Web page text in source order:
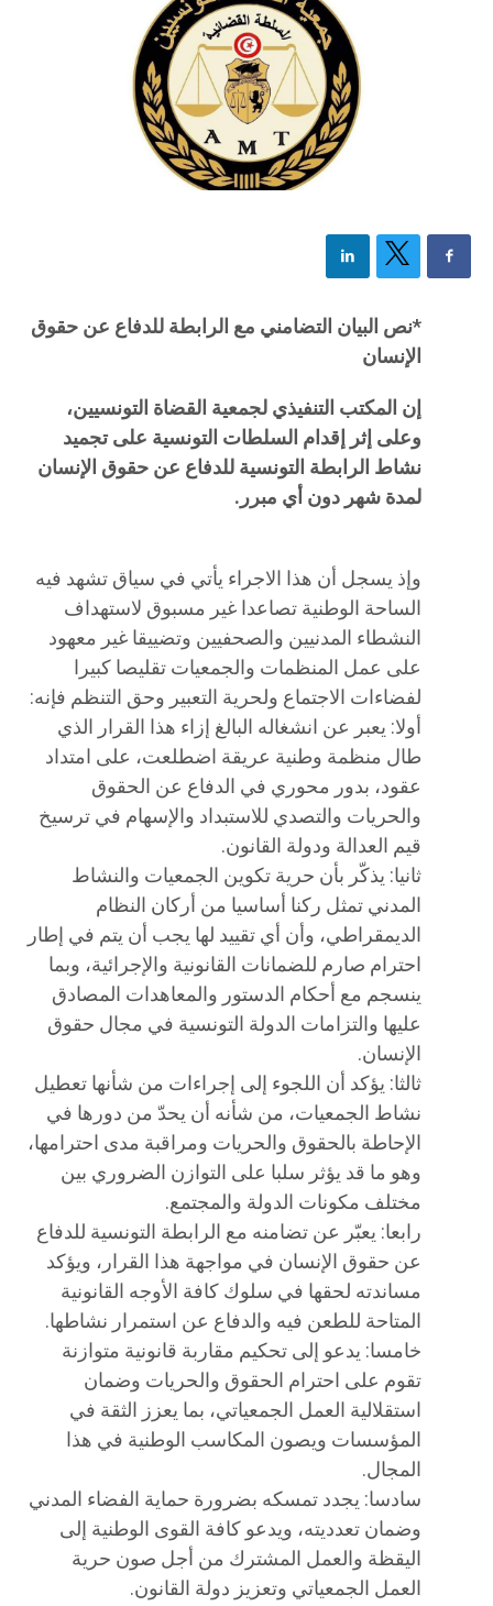
*نص البيان التضامني مع الرابطة للدفاع عن حقوق
الإنسان
إن المكتب التنفيذي لجمعية القضاة التونسيين،
وعلى إثر إقدام السلطات التونسية على تجميد
نشاط الرابطة التونسية للدفاع عن حقوق الإنسان
لمدة شهر دون أي مبرر.
وإذ يسجل أن هذا الاجراء يأتي في سياق تشهد فيه
الساحة الوطنية تصاعدا غير مسبوق لاستهداف
النشطاء المدنيين والصحفيين وتضييقا غير معهود
على عمل المنظمات والجمعيات تقليصا كبيرا
لفضاءات الاجتماع ولحرية التعبير وحق التنظم فإنه:
أولا: يعبر عن انشغاله البالغ إزاء هذا القرار الذي
طال منظمة وطنية عريقة اضطلعت، على امتداد
عقود، بدور محوري في الدفاع عن الحقوق
والحريات والتصدي للاستبداد والإسهام في ترسيخ
قيم العدالة ودولة القانون.
ثانيا: يذكّر بأن حرية تكوين الجمعيات والنشاط
المدني تمثل ركنا أساسيا من أركان النظام
الديمقراطي، وأن أي تقييد لها يجب أن يتم في إطار
احترام صارم للضمانات القانونية والإجرائية، وبما
ينسجم مع أحكام الدستور والمعاهدات المصادق
عليها والتزامات الدولة التونسية في مجال حقوق
الإنسان.
ثالثا: يؤكد أن اللجوء إلى إجراءات من شأنها تعطيل
نشاط الجمعيات، من شأنه أن يحدّ من دورها في
الإحاطة بالحقوق والحريات ومراقبة مدى احترامها،
وهو ما قد يؤثر سلبا على التوازن الضروري بين
مختلف مكونات الدولة والمجتمع.
رابعا: يعبّر عن تضامنه مع الرابطة التونسية للدفاع
عن حقوق الإنسان في مواجهة هذا القرار، ويؤكد
مساندته لحقها في سلوك كافة الأوجه القانونية
المتاحة للطعن فيه والدفاع عن استمرار نشاطها.
خامسا: يدعو إلى تحكيم مقاربة قانونية متوازنة
تقوم على احترام الحقوق والحريات وضمان
استقلالية العمل الجمعياتي، بما يعزز الثقة في
المؤسسات ويصون المكاسب الوطنية في هذا
المجال.
سادسا: يجدد تمسكه بضرورة حماية الفضاء المدني
وضمان تعدديته، ويدعو كافة القوى الوطنية إلى
اليقظة والعمل المشترك من أجل صون حرية
العمل الجمعياتي وتعزيز دولة القانون.